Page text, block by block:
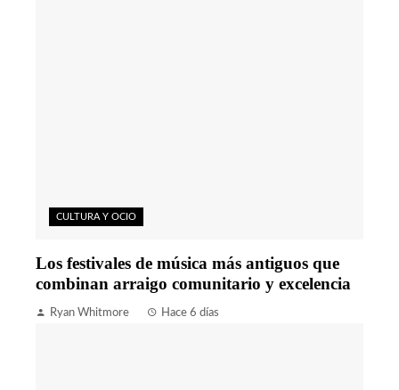
CULTURA Y OCIO
Los festivales de música más antiguos que
combinan arraigo comunitario y excelencia
Ryan Whitmore Hace 6 días